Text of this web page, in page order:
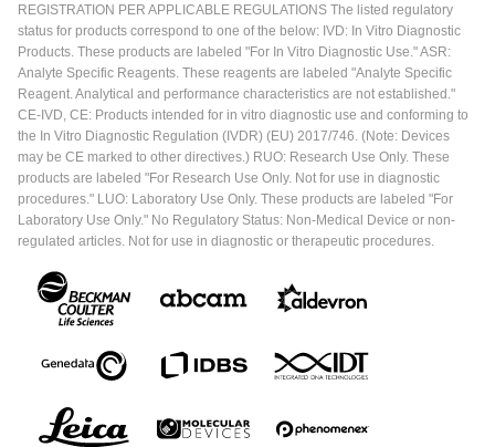
REGISTRATION PER APPLICABLE REGULATIONS The listed regulatory
status for products correspond to one of the below: IVD: In Vitro Diagnostic
Products. These products are labeled "For In Vitro Diagnostic Use." ASR:
Analyte Specific Reagents. These reagents are labeled "Analyte Specific
Reagent. Analytical and performance characteristics are not established."
CE-IVD, CE: Products intended for in vitro diagnostic use and conforming to
the In Vitro Diagnostic Regulation (IVDR) (EU) 2017/746. (Note: Devices
may be CE marked to other directives.) RUO: Research Use Only. These
products are labeled "For Research Use Only. Not for use in diagnostic
procedures." LUO: Laboratory Use Only. These products are labeled "For
Laboratory Use Only." No Regulatory Status: Non-Medical Device or non-
regulated articles. Not for use in diagnostic or therapeutic procedures.